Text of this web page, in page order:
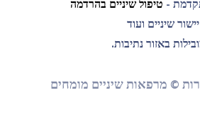
- טיפול שיניים בהרדמה
שיניים ועוד
באזור נתיבות.
© מרפאות שיניים מומחים